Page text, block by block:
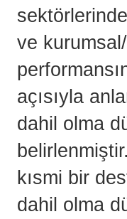
ve
açısıyla
dahil olma
kısmi bir
dahil olma